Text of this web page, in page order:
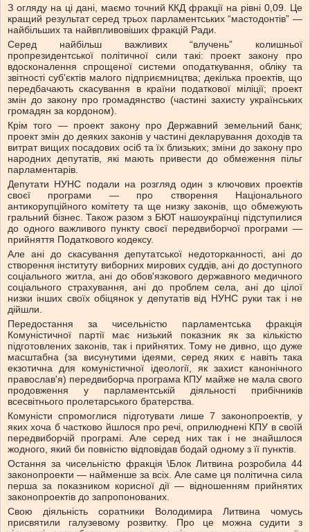
З огляду на ці дані, маємо точний ККД фракції на рівні 0,09. Це
кращий результат серед трьох парламентських “мастодонтів” —
найбільших та найвпливовіших фракцій Ради.
Серед найбільш важливих “влучень” колишньої
пропрезидентської політичної сили такі: проект закону про
вдосконалення спрощеної системи оподаткування, обліку та
звітності суб'єктів малого підприємництва; декілька проектів, що
передбачають скасування в країни податкової міліції; проект
змін до закону про громадянство (частині захисту українських
громадян за кордоном).
Крім того — проект закону про Державний земельний банк;
проект змін до деяких законів у частині декларування доходів та
витрат вищих посадових осіб та їх близьких; зміни до закону про
народних депутатів, які мають привести до обмеження пільг
парламентарів.
Депутати НУНС подали на розгляд один з ключових проектів
своєї програми — про створення Національного
антикорупційного комітету та ще низку законів, що обмежують
гральний бізнес. Також разом з БЮТ нашоукраїнці підступилися
до одного важливого пункту своєї передвиборчої програми —
прийняття Податкового кодексу.
Але ані до скасування депутатської недоторканності, ані до
створення інституту виборних мирових суддів, ані до доступного
соціального житла, ані до обов'язкового державного медичного
соціального страхування, ані до проблем села, ані до цілої
низки інших своїх обіцянок у депутатів від НУНС руки так і не
дійшли.
Передостання за чисельністю парламентська фракція
Комуністичної партії має низький показник як за кількістю
підготовлених законів, так і прийнятих. Тому не дивно, що дуже
масштабна (за висунутими ідеями, серед яких є навіть така
екзотична для комуністичної ідеології, як захист канонічного
православ'я) передвиборча програма КПУ майже не мала свого
продовження у парламентській діяльності прибічників
всесвітнього пролетарського братерства.
Комуністи спромоглися підготувати лише 7 законопроектів, у
яких хоча б частково йшлося про речі, оприлюднені КПУ в своїй
передвиборчій програмі. Але серед них так і не знайшлося
жодного, який би повністю відповідав бодай одному з її пунктів.
Остання за чисельністю фракція \Блок Литвина розробила 44
законопроекти — найменше за всіх. Але саме ця політична сила
перша за показником корисної дії — відношенням прийнятих
законопроектів до запропонованих.
Свою діяльність соратники Володимира Литвина чомусь
присвятили галузевому розвитку. Про це можна судити з